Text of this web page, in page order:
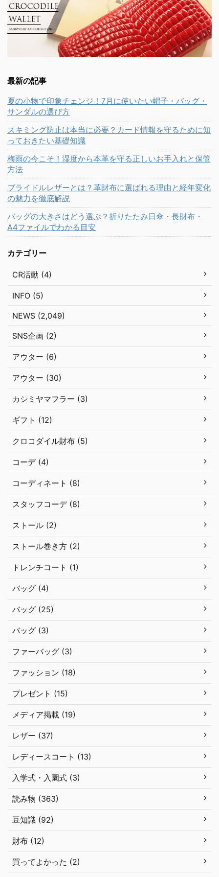
最新の記事
夏の小物で印象チェンジ！7月に使いたい帽子・バッグ・
サンダルの選び方
スキミング防止は本当に必要？カード情報を守るために知
っておきたい基礎知識
梅雨の今こそ！湿度から本革を守る正しいお手入れと保管
方法
ブライドルレザーとは？革財布に選ばれる理由と経年変化
の魅力を徹底解説
バッグの大きさはどう選ぶ？折りたたみ日傘・長財布・
A4ファイルでわかる目安
カテゴリー
CR活動 (4)
INFO (5)
NEWS (2,049)
SNS企画 (2)
アウター (6)
アウター (30)
カシミヤマフラー (3)
ギフト (12)
クロコダイル財布 (5)
コーデ (4)
コーディネート (8)
スタッフコーデ (8)
ストール (2)
ストール巻き方 (2)
トレンチコート (1)
バッグ (4)
バッグ (25)
バッグ (3)
ファーバッグ (3)
ファッション (18)
プレゼント (15)
メディア掲載 (19)
レザー (37)
レディースコート (13)
入学式・入園式 (3)
読み物 (363)
豆知識 (92)
財布 (12)
買ってよかった (2)